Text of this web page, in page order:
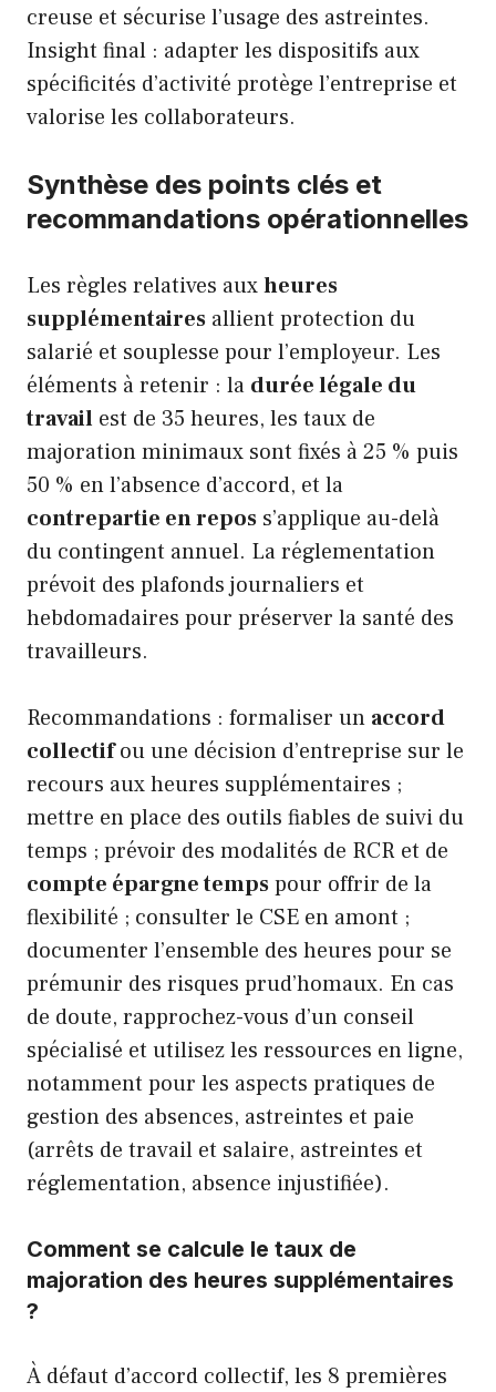
creuse et sécurise l’usage des astreintes.
Insight final : adapter les dispositifs aux
spécificités d’activité protège l’entreprise et
valorise les collaborateurs.
Synthèse des points clés et
recommandations opérationnelles
Les règles relatives auxheures
supplémentaires allient protection du
salarié et souplesse pour l’employeur. Les
éléments à retenir : la durée légale du
travail est de 35 heures, les taux de
majoration minimaux sont fixés à 25 % puis
50 % en l’absence d’accord, et la
contrepartie en repos s’applique au-delà
du contingent annuel. La réglementation
prévoit des plafonds journaliers et
hebdomadaires pour préserver la santé des
travailleurs.
Recommandations : formaliser un accord
collectifou une décision d’entreprise sur le
recours aux heures supplémentaires ;
mettre en place des outils fiables de suivi du
temps ; prévoir des modalités de RCR et de
compte épargne tempspour offrir de la
flexibilité ; consulter le CSE en amont ;
documenter l’ensemble des heures pour se
prémunir des risques prud’homaux. En cas
de doute, rapprochez-vous d’un conseil
spécialisé et utilisez les ressources en ligne,
notamment pour les aspects pratiques de
gestion des absences, astreintes et paie
(arrêts de travail et salaire, astreintes et
réglementation, absence injustifiée).
Comment se calcule le taux de
majoration des heures supplémentaires
?
À défaut d’accord collectif, les 8 premières